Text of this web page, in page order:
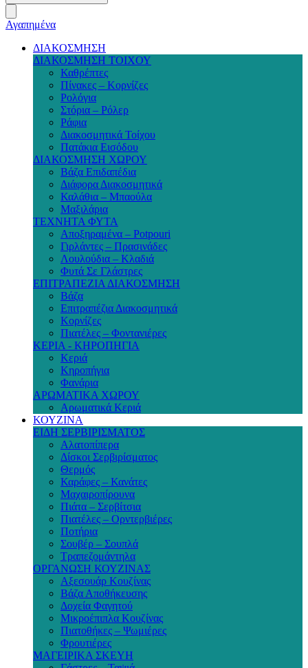
Αγαπημένα
ΔΙΑΚΟΣΜΗΣΗ
ΔΙΑΚΟΣΜΗΣΗ ΤΟΙΧΟΥ
Καθρέπτες
Πίνακες – Κορνίζες
Ρολόγια
Στόρια – Ρόλερ
Ράφια
Διακοσμητικά Τοίχου
Πατάκια Εισόδου
ΔΙΑΚΟΣΜΗΣΗ ΧΩΡΟΥ
Βάζα Επιδαπέδια
Διάφορα Διακοσμητικά
Καλάθια – Μπαούλα
Μαξιλάρια
ΤΕΧΝΗΤΑ ΦΥΤΑ
Αποξηραμένα – Potpouri
Γιρλάντες – Πρασινάδες
Λουλούδια – Κλαδιά
Φυτά Σε Γλάστρες
ΕΠΙΤΡΑΠΕΖΙΑ ΔΙΑΚΟΣΜΗΣΗ
Βάζα
Επιτραπέζια Διακοσμητικά
Κορνίζες
Πιατέλες – Φοντανιέρες
ΚΕΡΙΑ - ΚΗΡΟΠΗΓΙΑ
Κεριά
Κηροπήγια
Φανάρια
ΑΡΩΜΑΤΙΚΑ ΧΩΡΟΥ
Αρωματικά Κεριά
ΚΟΥΖΙΝΑ
ΕΙΔΗ ΣΕΡΒΙΡΙΣΜΑΤΟΣ
Αλατοπίπερα
Δίσκοι Σερβιρίσματος
Θερμός
Καράφες – Κανάτες
Μαχαιροπίρουνα
Πιάτα – Σερβίτσια
Πιατέλες – Ορντερβιέρες
Ποτήρια
Σουβέρ – Σουπλά
Τραπεζομάντηλα
ΟΡΓΑΝΩΣΗ ΚΟΥΖΙΝΑΣ
Αξεσουάρ Κουζίνας
Βάζα Αποθήκευσης
Δοχεία Φαγητού
Μικροέπιπλα Κουζίνας
Πιατοθήκες – Ψωμιέρες
Φρουτιέρες
ΜΑΓΕΙΡΙΚΑ ΣΚΕΥΗ